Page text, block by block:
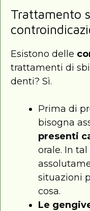
Trattamento
Esistono delle
trattamenti di
denti? Sì.
Prima di
bisogna
presenti
orale. In
situazioni
cosa.
Le